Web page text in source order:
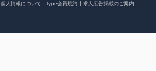
個人情報について type会員規約 求人広告掲載のご案内